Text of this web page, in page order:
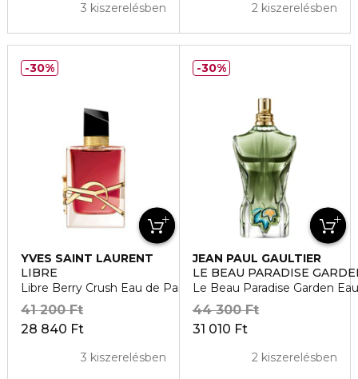
3 kiszerelésben 2 kiszerelésben
YVES SAINT LAURENT
LIBRE
Libre Berry Crush Eau de Parfum
28 840 Ft
41 200 Ft
3 kiszerelésben
30%
JEAN PAUL GAULTIER
LE BEAU PARADISE
Le Beau Paradise Garden
31 010 Ft
44 300 Ft
2 kiszerelésben
30%